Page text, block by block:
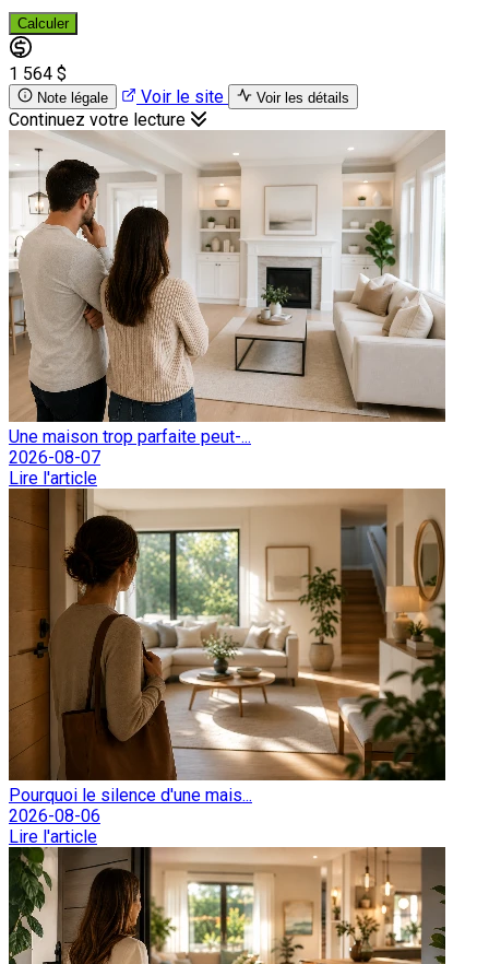
Calculer
1 564 $
Note légale Voir le site Voir les détails
Continuez votre lecture
Une maison trop parfaite peut-...
2026-08-07
Lire l'article
Pourquoi le silence d'une mais...
2026-08-06
Lire l'article